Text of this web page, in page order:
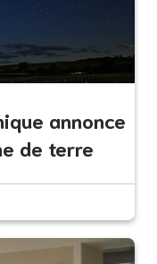
annonce
de terre